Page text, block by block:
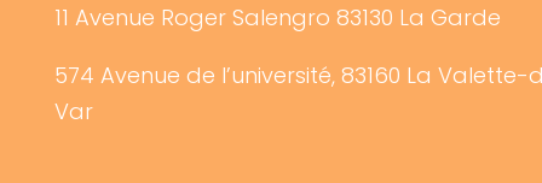
11 Avenue Roger Salengro 83130 La Garde
574 Avenue de l’université, 83160 La Valette-
Var